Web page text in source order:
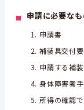
申請に必要なも
申請書
補装具交付
申請する補
身体障害者
所得の確認